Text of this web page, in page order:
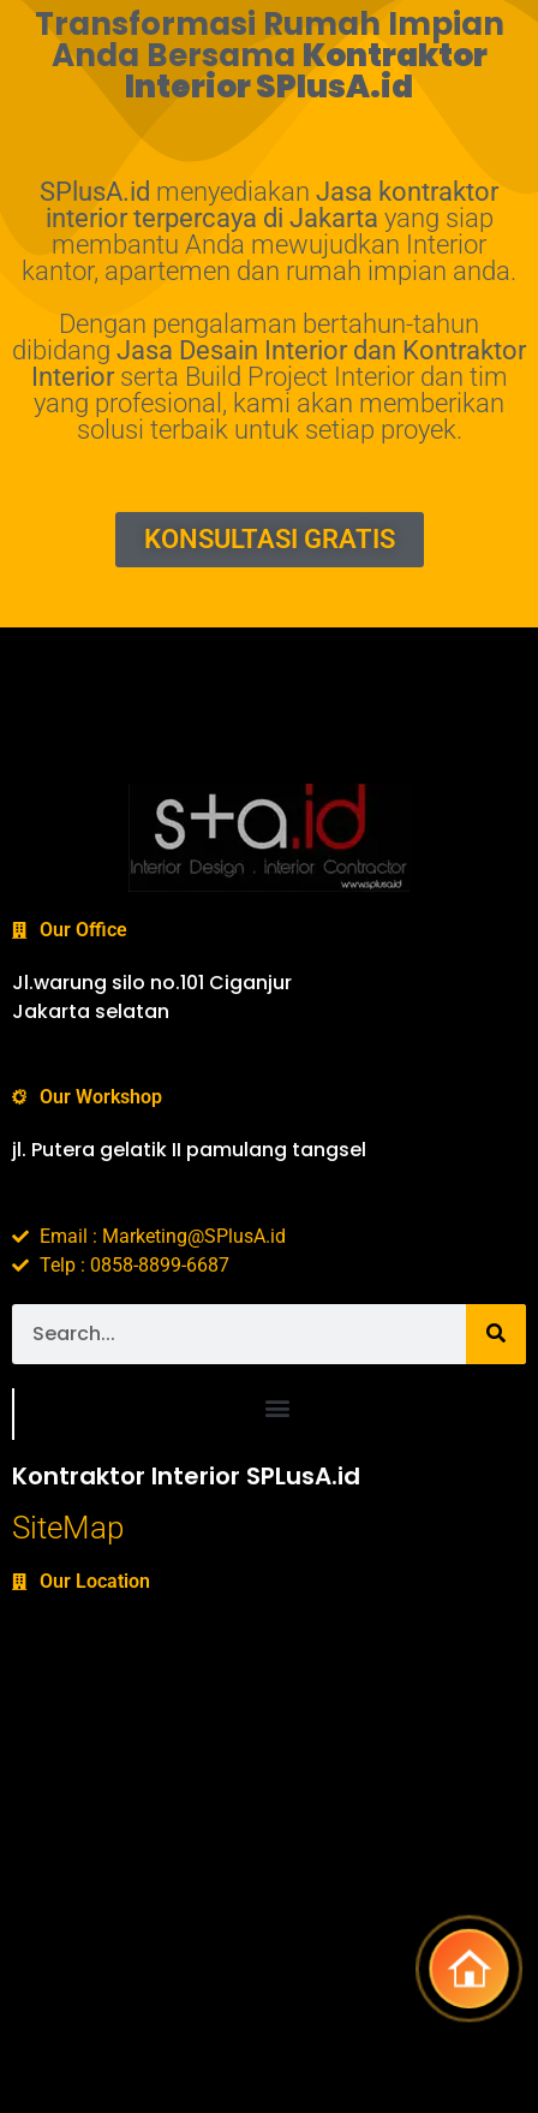
Transformasi Rumah Impian
Anda Bersama Kontraktor
Interior SPlusA.id
SPlusA.id menyediakan Jasa kontraktor
interior terpercaya di Jakarta yang siap
membantu Anda mewujudkan Interior
kantor, apartemen dan rumah impian anda.
Dengan pengalaman bertahun-tahun
dibidang Jasa Desain Interior dan Kontraktor
Interiorserta Build Project Interior dan tim
yang profesional, kami akan memberikan
solusi terbaik untuk setiap proyek.
KONSULTASI GRATIS
Our Office
Jl.warung silo no.101 Ciganjur
Jakarta selatan
Our Workshop
jl. Putera gelatik II pamulang tangsel
Email : Marketing@SPlusA.id
Telp : 0858-8899-6687
Kontraktor Interior SPLusA.id
SiteMap
Our Location